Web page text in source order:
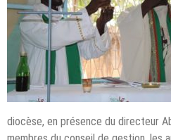
diocèse, en présence du directeur